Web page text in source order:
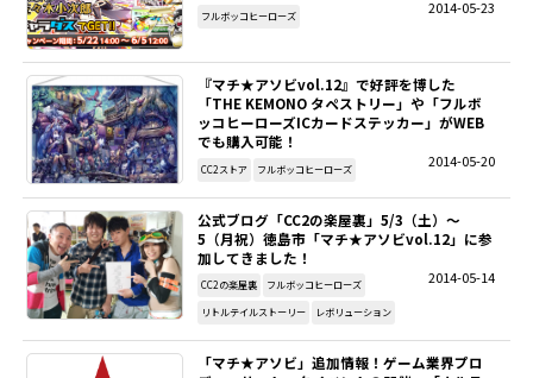
SITEMAP
EN
2014-05-23
フルボッコヒーローズ
『マチ★アソビvol.12』で好評を博した
「THE KEMONO タペストリー」や「フルボ
ッコヒーローズICカードステッカー」がWEB
でも購入可能！
2014-05-20
CC2ストア フルボッコヒーローズ
公式ブログ「CC2の楽屋裏」5/3（土）～
5（月祝）徳島市「マチ★アソビvol.12」に参
加してきました！
2014-05-14
CC2の楽屋裏 フルボッコヒーローズ
リトルテイルストーリー レボリューション
「マチ★アソビ」追加情報！ゲーム業界プロ